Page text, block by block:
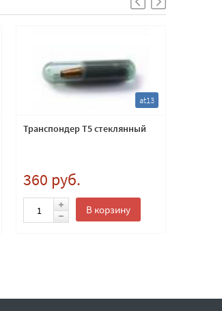
at13
Транспондер T5 cтеклянный
360 руб.
В корзину